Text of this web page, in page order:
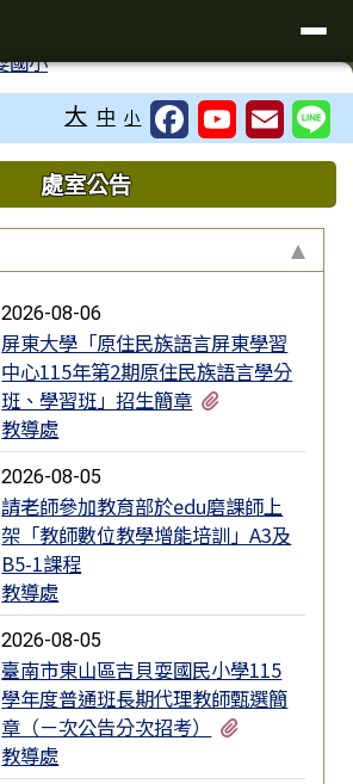
大 中 小
處室公告
2026-08-06
屏東大學「原住民族語言屏東學習
中心115年第2期原住民族語言學分
班、學習班」招生簡章
教導處
2026-08-05
請老師參加教育部於edu磨課師上
架「教師數位教學增能培訓」A3及
B5-1課程
教導處
2026-08-05
臺南市東山區吉貝耍國民小學115
學年度普通班長期代理教師甄選簡
章（ㄧ次公告分次招考）
教導處